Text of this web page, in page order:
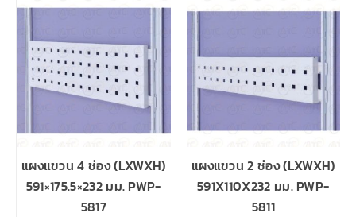
แผงแขวน 4 ช่อง (LXWXH)
591×175.5×232 มม. PWP-
5817
แผงแขวน 2 ช่อง (LXWXH)
591X110X232 มม. PWP-
5811